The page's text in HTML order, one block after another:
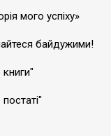
мого успіху»
байдужими!